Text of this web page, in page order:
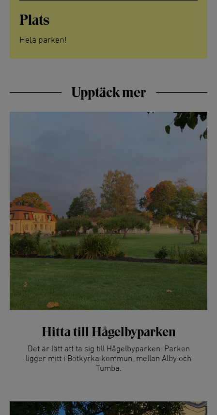
Plats
Hela parken!
Upptäck mer
Hitta till Hågelbyparken
Det är lätt att ta sig till Hågelbyparken. Parken
ligger mitt i Botkyrka kommun, mellan Alby och
Tumba.